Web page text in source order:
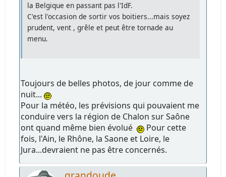
la Belgique en passant pas l'IdF.
C'est l'occasion de sortir vos boitiers...mais soyez
prudent, vent , grêle et peut être tornade au
menu.
Toujours de belles photos, de jour comme de
nuit...
Pour la météo, les prévisions qui pouvaient me
conduire vers la région de Chalon sur Saône
ont quand même bien évolué
Pour cette
fois, l'Ain, le Rhône, la Saone et Loire, le
Jura...devraient ne pas être concernés.